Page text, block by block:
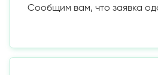
Сообщим вам, что заявка